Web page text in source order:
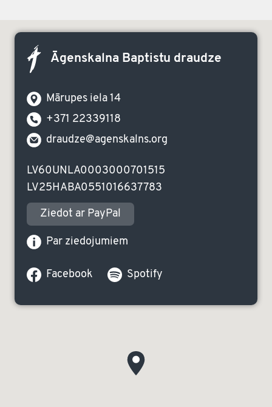
Āgenskalna Baptistu draudze
Mārupes iela 14
+371 22339118
draudze@agenskalns.org
LV60UNLA0003000701515
LV25HABA0551016637783
Ziedot ar PayPal
Par ziedojumiem
Facebook Spotify